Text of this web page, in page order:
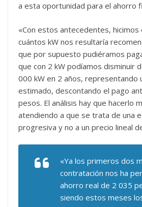
a esta oportunidad para el ahorro
«Con estos antecedentes,
cuántos kW nos resultaría
que por supuesto pudiéramos
que con 2 kW podíamos disminuir
000 kW en 2 años, representando
estimado, descontando el pago
pesos. El análisis hay que hacerlo
atendiendo a que se trata de una
progresiva y no a un precio lineal
«Ya los primeros dos
contratación nos ha
ahorro real de 2 035
siendo estos meses